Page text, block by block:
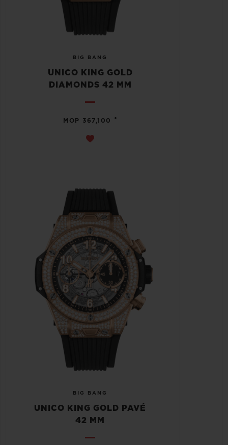
BIG BANG
UNICO KING GOLD
DIAMONDS 42 MM
MOP 367,100 •
BIG BANG
UNICO KING GOLD PAVÉ
42 MM